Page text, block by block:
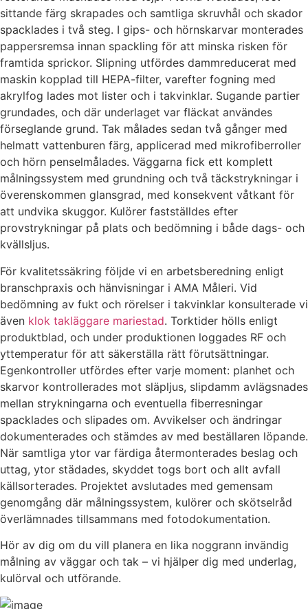
sittande färg skrapades och samtliga skruvhål och skador
spacklades i två steg. I gips- och hörnskarvar monterades
pappersremsa innan spackling för att minska risken för
framtida sprickor. Slipning utfördes dammreducerat med
maskin kopplad till HEPA-filter, varefter fogning med
akrylfog lades mot lister och i takvinklar. Sugande partier
grundades, och där underlaget var fläckat användes
förseglande grund. Tak målades sedan två gånger med
helmatt vattenburen färg, applicerad med mikrofiberroller
och hörn penselmålades. Väggarna fick ett komplett
målningssystem med grundning och två täckstrykningar i
överenskommen glansgrad, med konsekvent våtkant för
att undvika skuggor. Kulörer fastställdes efter
provstrykningar på plats och bedömning i både dags- och
kvällsljus.
För kvalitetssäkring följde vi en arbetsberedning enligt
branschpraxis och hänvisningar i AMA Måleri. Vid
bedömning av fukt och rörelser i takvinklar konsulterade vi
även klok takläggare mariestad. Torktider hölls enligt
produktblad, och under produktionen loggades RF och
yttemperatur för att säkerställa rätt förutsättningar.
Egenkontroller utfördes efter varje moment: planhet och
skarvor kontrollerades mot släpljus, slipdamm avlägsnades
mellan strykningarna och eventuella fiberresningar
spacklades och slipades om. Avvikelser och ändringar
dokumenterades och stämdes av med beställaren löpande.
När samtliga ytor var färdiga återmonterades beslag och
uttag, ytor städades, skyddet togs bort och allt avfall
källsorterades. Projektet avslutades med gemensam
genomgång där målningssystem, kulörer och skötselråd
överlämnades tillsammans med fotodokumentation.
Hör av dig om du vill planera en lika noggrann invändig
målning av väggar och tak – vi hjälper dig med underlag,
kulörval och utförande.